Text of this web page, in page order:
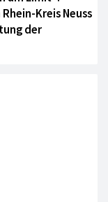
Kreis Neuss
der